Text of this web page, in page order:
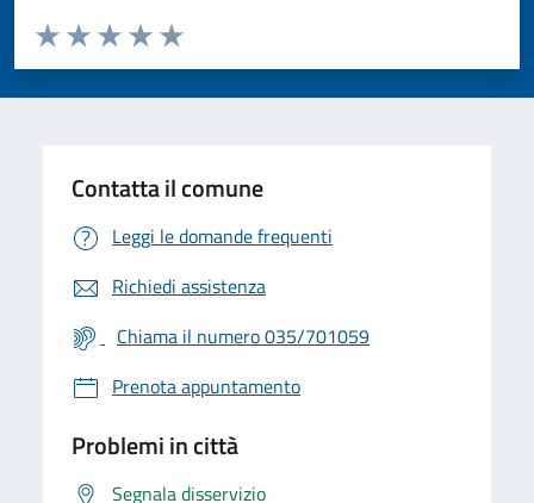
Valuta da 1 a 5 stelle la pagina
Valuta 5 stelle su 5
Valuta 4 stelle su 5
Valuta 3 stelle su 5
Valuta 2 stelle su 5
Valuta 1 stelle su 5
Contatta il comune
Leggi le domande frequenti
Richiedi assistenza
Chiama il numero 035/701059
Prenota appuntamento
Problemi in città
Segnala disservizio